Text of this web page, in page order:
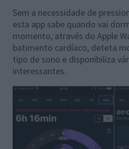
Sem a necessidade de
esta app sabe quando vai
momento, através do Apple
batimento cardíaco, deteta
tipo de sono e disponibiliza
interessantes.